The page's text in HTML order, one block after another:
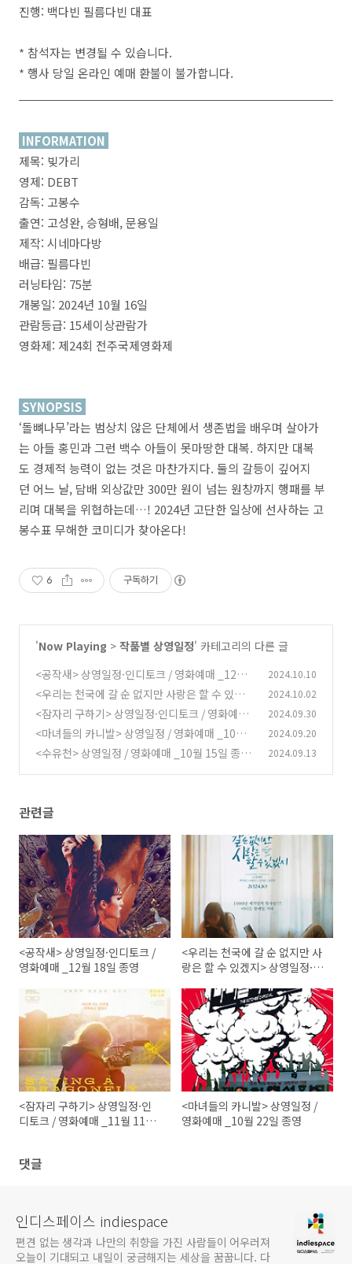
진행: 백다빈 필름다빈 대표
* 참석자는 변경될 수 있습니다.
* 행사 당일 온라인 예매 환불이 불가합니다.
INFORMATION
제목: 빚가리
영제: DEBT
감독: 고봉수
출연: 고성완, 승형배, 문용일
제작: 시네마다방
배급: 필름다빈
러닝타임: 75분
개봉일: 2024년 10월 16일
관람등급: 15세이상관람가
영화제: 제24회 전주국제영화제
SYNOPSIS
‘돌뼈나무’라는 범상치 않은 단체에서 생존법을 배우며 살아가
는 아들 홍민과 그런 백수 아들이 못마땅한 대복. 하지만 대복
도 경제적 능력이 없는 것은 마찬가지다. 둘의 갈등이 깊어지
던 어느 날, 담배 외상값만 300만 원이 넘는 원창까지 행패를 부
리며 대복을 위협하는데…! 2024년 고단한 일상에 선사하는 고
봉수표 무해한 코미디가 찾아온다!
6 구독하기
'Now Playing > 작품별 상영일정' 카테고리의 다른 글
<공작새> 상영일정·인디토크 / 영화예매 _12월
18일 종영 (1075)
2024.10.10
<우리는 천국에 갈 순 없지만 사랑은 할 수 있겠
지> 상영일정·인디토크 / 영화예매 _12월 11일
종영
(6)
2024.10.02
<잠자리 구하기> 상영일정·인디토크 / 영화예매
_11월 11일 종영
(4)
2024.09.30
<마녀들의 카니발> 상영일정 / 영화예매 _10월
22일 종영
(3)
2024.09.20
<수유천> 상영일정 / 영화예매 _10월 15일 종영 2024.09.13
관련글
<공작새> 상영일정·인디토크 /
영화예매 _12월 18일 종영
<우리는 천국에 갈 순 없지만 사
랑은 할 수 있겠지> 상영일정·인
종영
<잠자리 구하기> 상영일정·인
디토크 / 영화예매 _11월 11일
<마녀들의 카니발> 상영일정 /
영화예매 _10월 22일 종영
댓글
인디스페이스 indiespace
편견 없는 생각과 나만의 취향을 가진 사람들이 어우러져
오늘이 기대되고 내일이 궁금해지는 세상을 꿈꿉니다. 다